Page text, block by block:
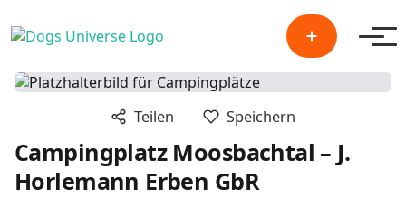
Teilen Speichern
Campingplatz Moosbachtal – J.
Horlemann Erben GbR